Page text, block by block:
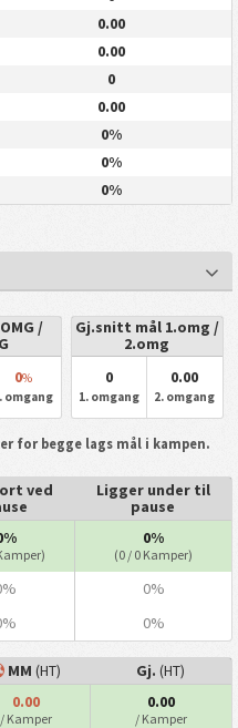
0.00
0.00
0
0.00
0%
0%
0%
/
0%
omgang
Gj.snitt mål 1.omg /
2.omg
0
1. omgang
0.00
2. omgang
for begge lags mål i kampen.
ved
Ligger under til
pause
0%
(0 / 0 Kamper)
0%
0%
MM (HT) Gj. (HT)
0.00
/ Kamper
0.00
/ Kamper